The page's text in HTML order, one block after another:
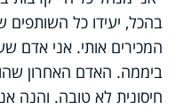
בהכל, יעידו כל השותפים
המכירים אותי.
ביממה. האדם האחרון
חיסונית לא טובה. והנה